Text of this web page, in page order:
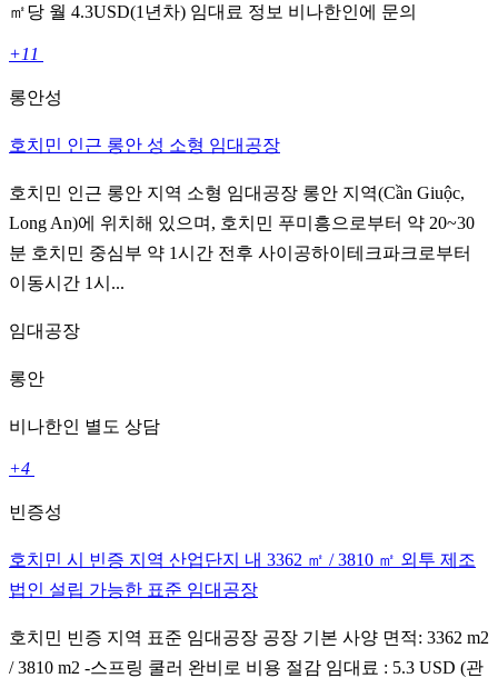
㎡당 월 4.3USD(1년차) 임대료 정보 비나한인에 문의
+11
롱안성
호치민 인근 롱안 성 소형 임대공장
호치민 인근 롱안 지역 소형 임대공장 롱안 지역(Cần Giuộc,
Long An)에 위치해 있으며, 호치민 푸미흥으로부터 약 20~30
분 호치민 중심부 약 1시간 전후 사이공하이테크파크로부터
이동시간 1시...
임대공장
롱안
비나한인 별도 상담
+4
빈증성
호치민 시 빈증 지역 산업단지 내 3362 ㎡ / 3810 ㎡ 외투 제조
법인 설립 가능한 표준 임대공장
호치민 빈증 지역 표준 임대공장 공장 기본 사양 면적: 3362 m2
/ 3810 m2 -스프링 쿨러 완비로 비용 절감 임대료 : 5.3 USD (관